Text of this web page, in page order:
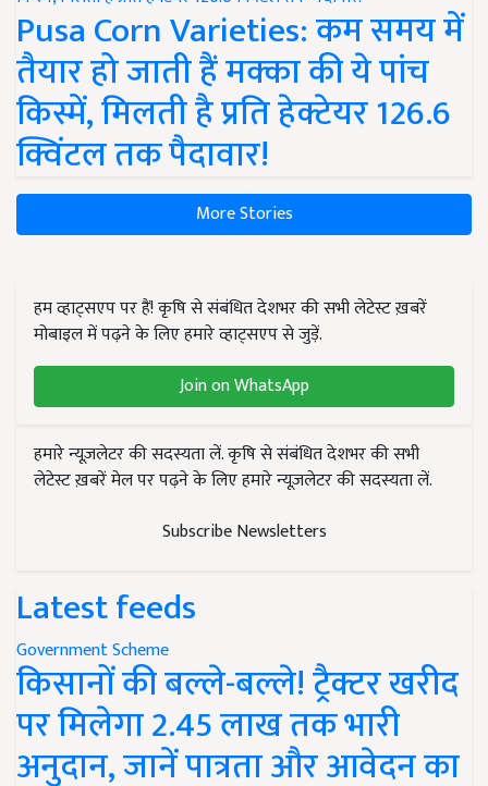
Pusa Corn Varieties: कम समय में
तैयार हो जाती हैं मक्का की ये पांच
किस्में, मिलती है प्रति हेक्टेयर 126.6
क्विंटल तक पैदावार!
More Stories
हम व्हाट्सएप पर हैं! कृषि से संबंधित देशभर की सभी लेटेस्ट ख़बरें
मोबाइल में पढ़ने के लिए हमारे व्हाट्सएप से जुड़ें.
Join on WhatsApp
हमारे न्यूज़लेटर की सदस्यता लें. कृषि से संबंधित देशभर की सभी
लेटेस्ट ख़बरें मेल पर पढ़ने के लिए हमारे न्यूज़लेटर की सदस्यता लें.
Subscribe Newsletters
Latest feeds
Government Scheme
किसानों की बल्ले-बल्ले! ट्रैक्टर खरीद
पर मिलेगा 2.45 लाख तक भारी
अनुदान, जानें पात्रता और आवेदन का